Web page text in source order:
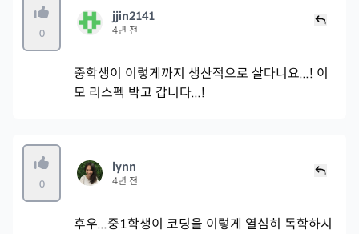
0
jjin2141
4년 전
중학생이 이렇게까지 생산적으로 살다니요...! 이
모 리스펙 박고 갑니다...!
0
lynn
4년 전
후우...중1학생이 코딩을 이렇게 열심히 독학하시